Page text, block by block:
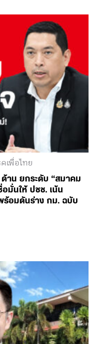
เพื่อไทย
าน ยกระดับ “สมาคม
อมั่นให้ ปชช. เน้น
ร้อมดันร่าง กม. ฉบับ